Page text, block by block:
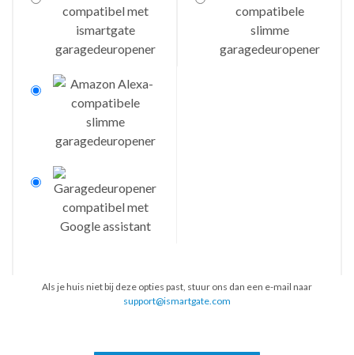
Als je huis niet bij deze opties past, stuur ons dan een e-mail naar
support@ismartgate.com